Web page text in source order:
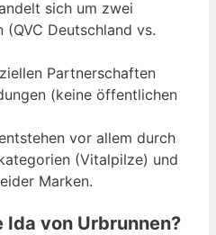
sich um zwei
Deutschland vs.
Partnerschaften
(keine öffentlichen
vor allem durch
(Vitalpilze) und
Marken.
Ida von Urbrunnen?